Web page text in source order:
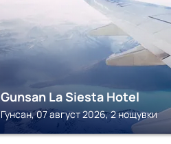
Gunsan La Siesta Hotel
Гунсан, 07 август 2026, 2 нощувки